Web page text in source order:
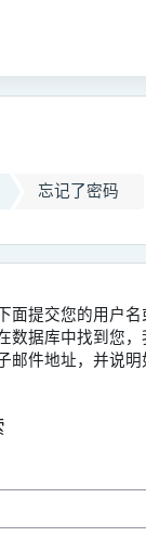
忘记了密码
面提交您的用户
数据库中找到您
邮件地址，并说